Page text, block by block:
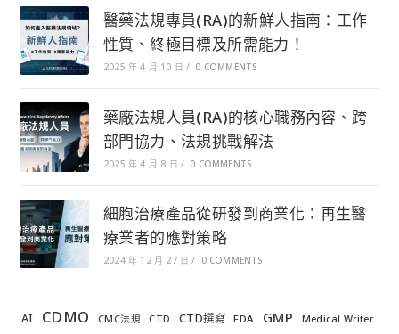
醫藥法規專員(RA)的新鮮人指南：工作
性質、終極目標及所需能力！
2025 年 4 月 10 日 / 0 COMMENTS
藥廠法規人員(RA)的核心職務內容、跨
部門協力、法規挑戰解法
2025 年 4 月 8 日 / 0 COMMENTS
細胞治療產品從研發到商業化：再生醫
療業者的應對策略
2024 年 12 月 27 日 / 0 COMMENTS
AI CDMO CMC法規 CTD CTD撰寫 FDA GMP Medical Writer